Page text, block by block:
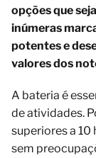
opções que
inúmeras
potentes e
valores dos
A bateria é
de atividades.
superiores a 10
sem